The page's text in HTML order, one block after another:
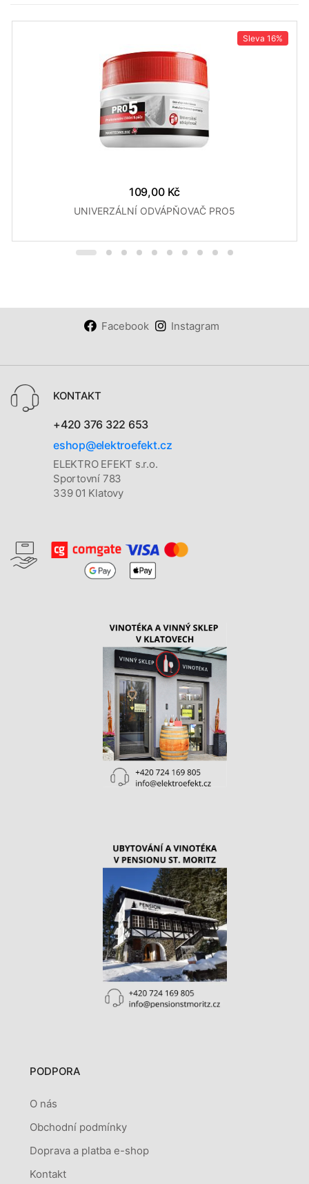
Sleva 16%
109,00 Kč
UNIVERZÁLNÍ ODVÁPŇOVAČ PRO5
Facebook Instagram
KONTAKT
+420 376 322 653
eshop@elektroefekt.cz
ELEKTRO EFEKT s.r.o.
Sportovní 783
339 01 Klatovy
PODPORA
O nás
Obchodní podmínky
Doprava a platba e-shop
Kontakt